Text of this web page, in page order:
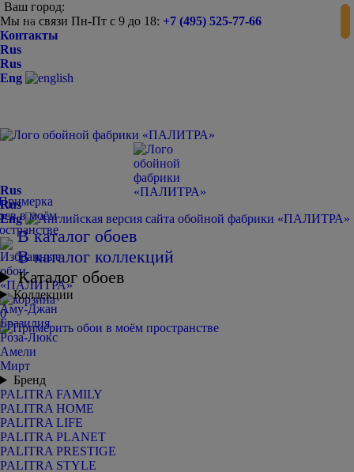
Ваш город:
Мы на связи Пн-Пт с 9 до 18: +7 (495) 525-77-66
Контакты
Rus
Rus
Eng
0
Rus
Rus
Eng
В каталог обоев
В каталог коллекций
Каталог обоев
Коллекции
Аму-Джан
Бразилия
Роза-Люкс
Амели
Мирт
Бренд
PALITRA FAMILY
PALITRA HOME
PALITRA LIFE
PALITRA PLANET
PALITRA PRESTIGE
PALITRA STYLE
-